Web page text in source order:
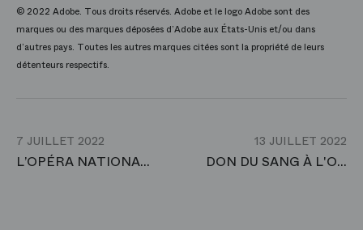
7 JUILLET 2022
L’OPÉRA NATIONAL DE PARIS OUVRE LES INSCRIPTIONS AUX PREMIÈRES AUDITIONS DE SA TROUPE À PARTIR DU 7 JUILLET 2022
13 JUILLET 2022
DON DU SANG À L'OPÉRA BASTILLE
© 2022 Adobe. Tous droits réservés. Adobe et le logo Adobe sont des
marques ou des marques déposées d’Adobe aux États-Unis et/ou dans
d’autres pays. Toutes les autres marques citées sont la propriété de leurs
détenteurs respectifs.